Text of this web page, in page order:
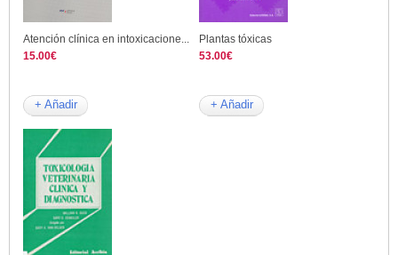
Atención clínica en intoxicacione...
15.00€
+ Añadir
Plantas tóxicas
53.00€
+ Añadir